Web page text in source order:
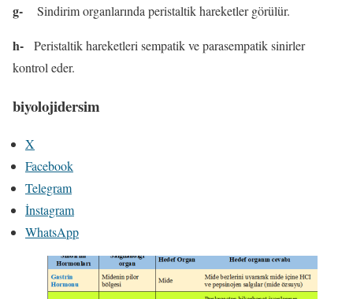
g- Sindirim organlarında peristaltik hareketler görülür.
h-
Peristaltik hareketleri sempatik ve parasempatik sinirler
kontrol eder.
biyolojidersim
X
Facebook
Telegram
İnstagram
WhatsApp